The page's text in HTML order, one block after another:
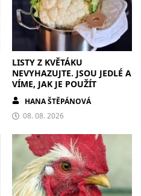
LISTY Z KVĚTÁKU
NEVYHAZUJTE. JSOU JEDLÉ A
VÍME, JAK JE POUŽÍT
HANA ŠTĚPÁNOVÁ
08. 08. 2026